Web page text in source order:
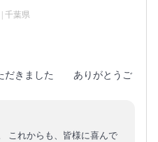
千葉県
だきました ありがとうご
これからも、皆様に喜んで